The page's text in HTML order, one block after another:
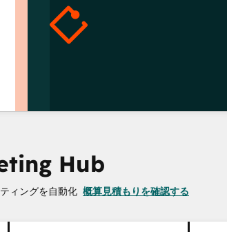
Hub
ィングを自動化 概算見積もりを確認する